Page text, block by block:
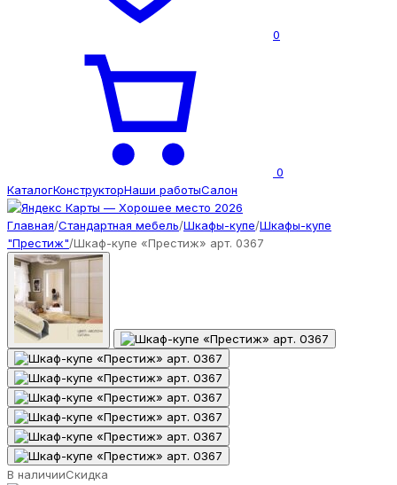
0
0
КаталогКонструкторНаши работыСалон
Главная/Стандартная мебель/Шкафы-купе/Шкафы-купе
"Престиж"/Шкаф-купе «Престиж» арт. 0367
В наличииСкидка